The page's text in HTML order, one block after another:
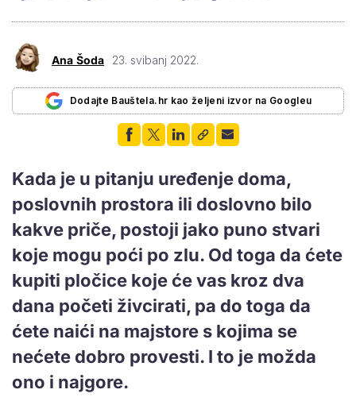
Ana Šoda 23. svibanj 2022.
Dodajte Bauštela.hr kao željeni izvor na Googleu
Kada je u pitanju uređenje doma,
poslovnih prostora ili doslovno bilo
kakve priče, postoji jako puno stvari
koje mogu poći po zlu. Od toga da ćete
kupiti pločice koje će vas kroz dva
dana početi živcirati, pa do toga da
ćete naići na majstore s kojima se
nećete dobro provesti. I to je možda
ono i najgore.